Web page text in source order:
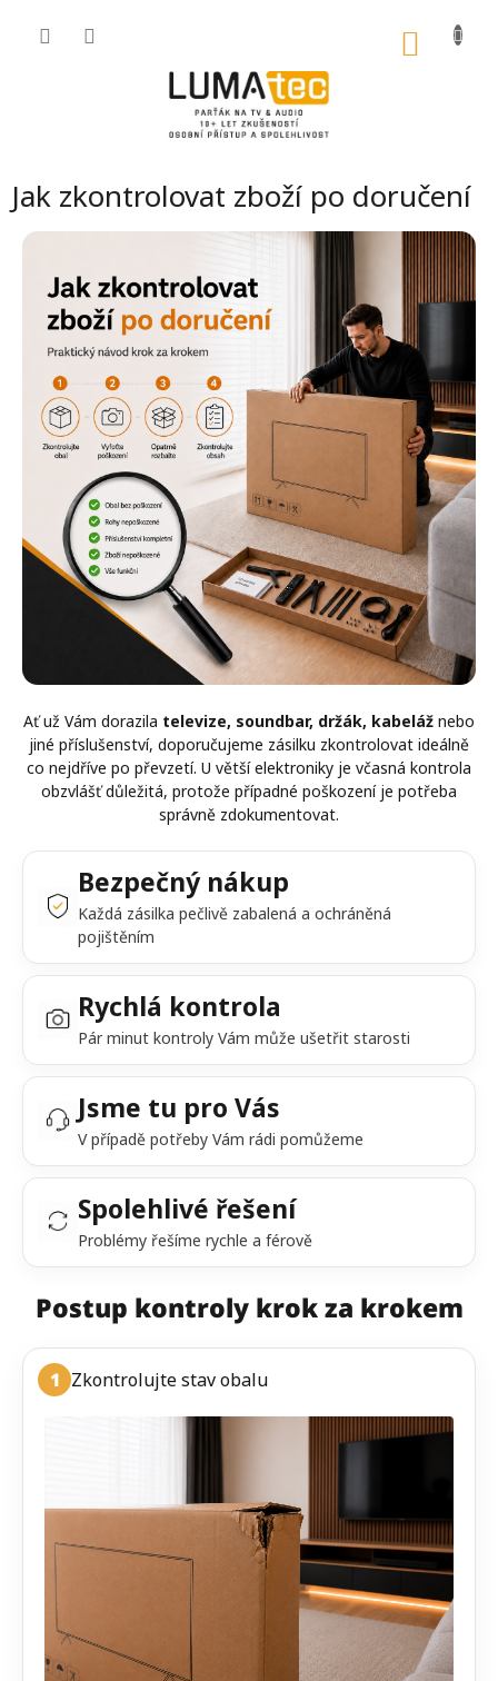
Jak zkontrolovat zboží po doručení
Ať už Vám dorazila televize, soundbar, držák, kabeláž nebo
jiné příslušenství, doporučujeme zásilku zkontrolovat ideálně
co nejdříve po převzetí. U větší elektroniky je včasná kontrola
obzvlášť důležitá, protože případné poškození je potřeba
správně zdokumentovat.
Bezpečný nákup
Každá zásilka pečlivě zabalená a ochráněná
pojištěním
Rychlá kontrola
Pár minut kontroly Vám může ušetřit starosti
Jsme tu pro Vás
V případě potřeby Vám rádi pomůžeme
Spolehlivé řešení
Problémy řešíme rychle a férově
Postup kontroly krok za krokem
1 Zkontrolujte stav obalu